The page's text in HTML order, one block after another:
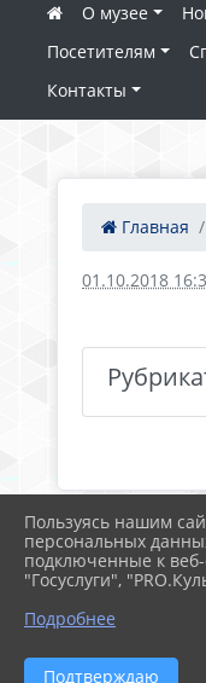
О музее
Посетителям
Контакты
Главная
01.10.2018
Пользуясь нашим
персональных
подключенные к веб-
"Госуслуги",
Подробнее
Подтверждаю